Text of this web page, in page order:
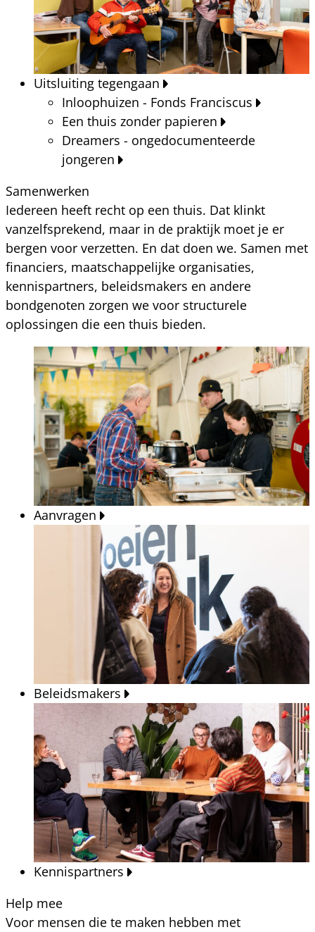
Uitsluiting tegengaan
Inloophuizen - Fonds Franciscus
Een thuis zonder papieren
Dreamers - ongedocumenteerde
jongeren
Samenwerken
Iedereen heeft recht op een thuis. Dat klinkt
vanzelfsprekend, maar in de praktijk moet je er
bergen voor verzetten. En dat doen we. Samen met
financiers, maatschappelijke organisaties,
kennispartners, beleidsmakers en andere
bondgenoten zorgen we voor structurele
oplossingen die een thuis bieden.
Aanvragen
Beleidsmakers
Kennispartners
Help mee
Voor mensen die te maken hebben met